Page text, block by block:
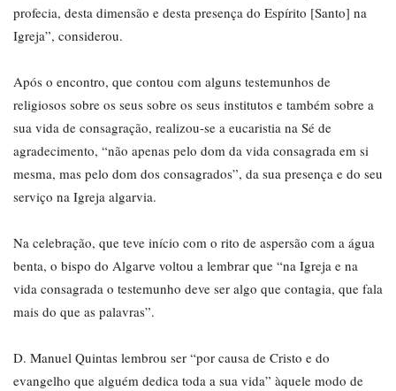
profecia, desta dimensão e desta presença do Espírito [Santo] na
Igreja”, considerou.
Após o encontro, que contou com alguns testemunhos de
religiosos sobre os seus sobre os seus institutos e também sobre a
sua vida de consagração, realizou-se a eucaristia na Sé de
agradecimento, “não apenas pelo dom da vida consagrada em si
mesma, mas pelo dom dos consagrados”, da sua presença e do seu
serviço na Igreja algarvia.
Na celebração, que teve início com o rito de aspersão com a água
benta, o bispo do Algarve voltou a lembrar que “na Igreja e na
vida consagrada o testemunho deve ser algo que contagia, que fala
mais do que as palavras”.
D. Manuel Quintas lembrou ser “por causa de Cristo e do
evangelho que alguém dedica toda a sua vida” àquele modo de